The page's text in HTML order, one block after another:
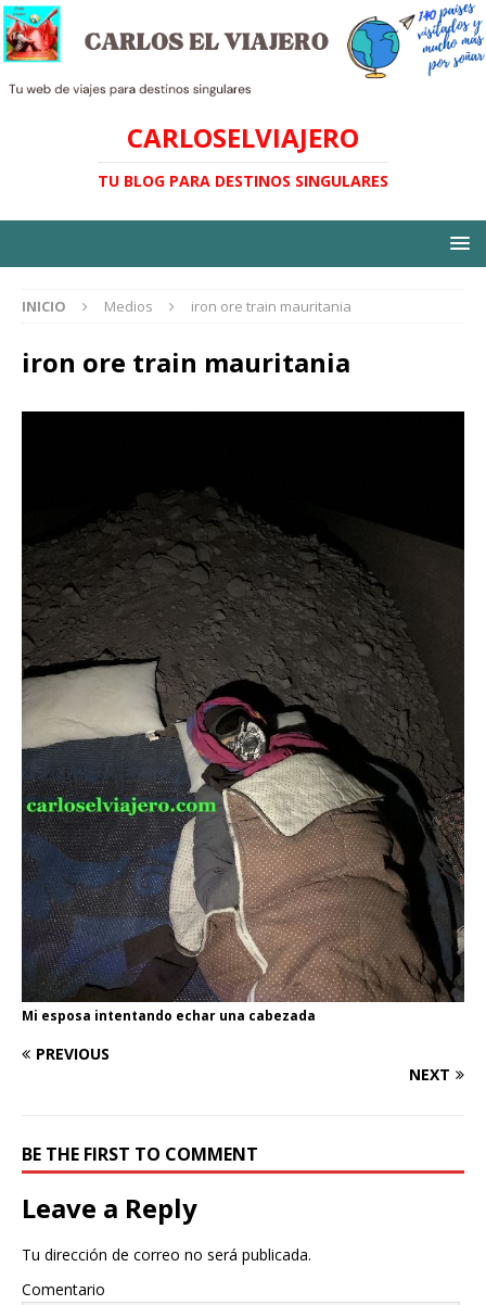
CARLOSELVIAJERO
TU BLOG PARA DESTINOS SINGULARES
INICIO Medios iron ore train mauritania
iron ore train mauritania
Mi esposa intentando echar una cabezada
PREVIOUS
NEXT
BE THE FIRST TO COMMENT
Leave a Reply
Tu dirección de correo no será publicada.
Comentario